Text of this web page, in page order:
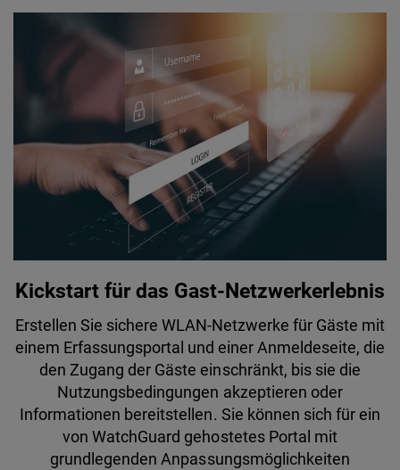
Kickstart für das Gast-Netzwerkerlebnis
Erstellen Sie sichere WLAN-Netzwerke für Gäste mit
einem Erfassungsportal und einer Anmeldeseite, die
den Zugang der Gäste einschränkt, bis sie die
Nutzungsbedingungen akzeptieren oder
Informationen bereitstellen. Sie können sich für ein
von WatchGuard gehostetes Portal mit
grundlegenden Anpassungsmöglichkeiten